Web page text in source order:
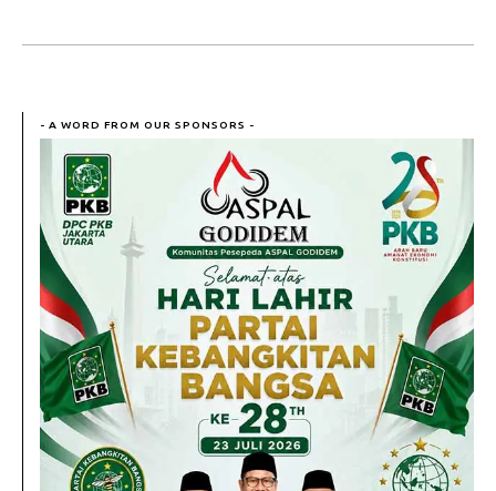
- A WORD FROM OUR SPONSORS -